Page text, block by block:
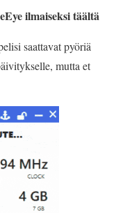
ilmaiseksi täältä
saattavat pyöriä
mutta et